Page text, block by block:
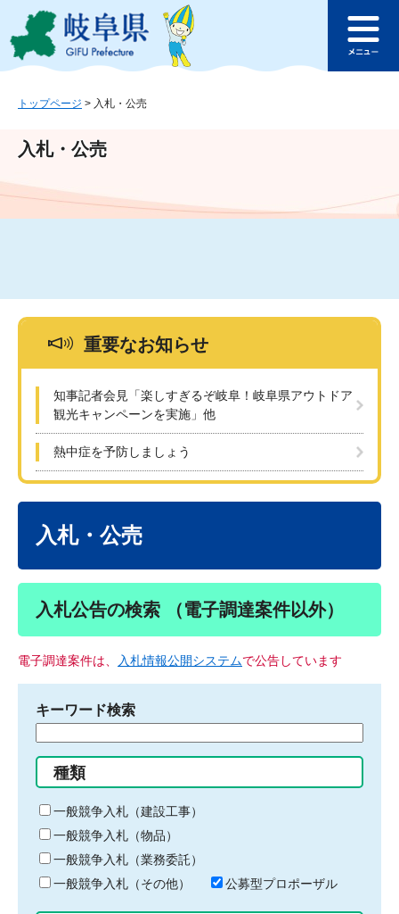
ジ
ュ
文
このページの本文へ
ュ
トップページ > 入札・公売
入札・公売
重要なお知らせ
知事記者会見「楽しすぎるぞ岐阜！岐阜県アウトドア
観光キャンペーンを実施」他
熱中症を予防しましょう
入札・公売
入札公告の検索 （電子調達案件以外）
電子調達案件は、 入札情報公開システムで公告しています
キーワード検索
る
キ
ー
ワ
ー
ド
種類
一般競争入札（建設工事）
一般競争入札（物品）
一般競争入札（業務委託）
一般競争入札（その他）
公募型プロポーザル